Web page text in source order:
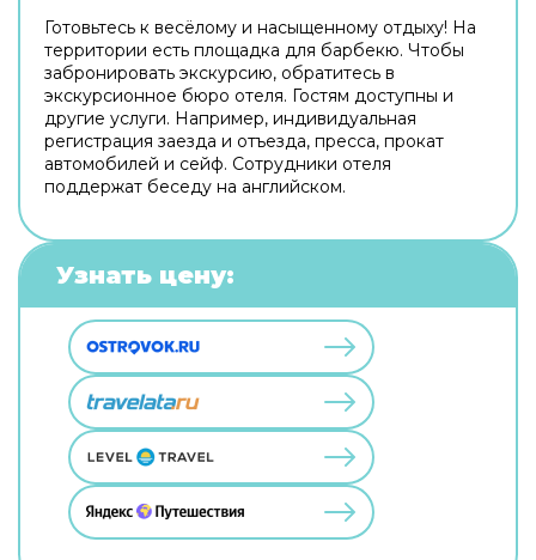
Готовьтесь к весёлому и насыщенному отдыху! На
территории есть площадка для барбекю. Чтобы
забронировать экскурсию, обратитесь в
экскурсионное бюро отеля. Гостям доступны и
другие услуги. Например, индивидуальная
регистрация заезда и отъезда, пресса, прокат
автомобилей и сейф. Сотрудники отеля
поддержат беседу на английском.
Узнать цену: